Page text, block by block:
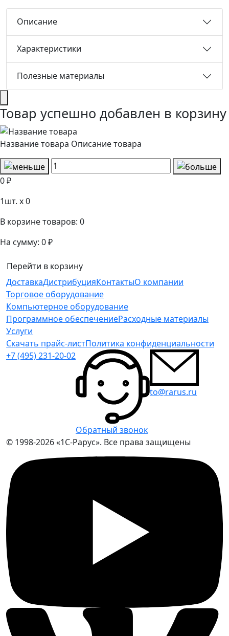
Описание
Характеристики
Полезные материалы
Товар успешно добавлен в корзину
Название товара Описание товара
0 ₽
1шт. x0
В корзине товаров: 0
На сумму: 0 ₽
Перейти в корзину
ДоставкаДистрибуцияКонтактыО компании
Торговое оборудование
Компьютерное оборудование
Программное обеспечениеРасходные материалы
Услуги
Скачать прайс-листПолитика конфиденциальности
+7 (495) 231-20-02
Обратный звонок
to@rarus.ru
© 1998-2026 «1С-Рарус». Все права защищены